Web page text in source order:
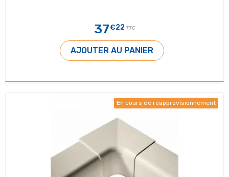
37€22 TTC
AJOUTER AU PANIER
En cours de réapprovisionnement